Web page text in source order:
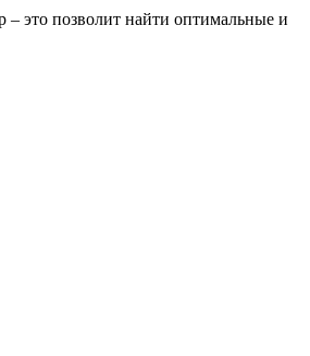
– это позволит найти оптимальные и